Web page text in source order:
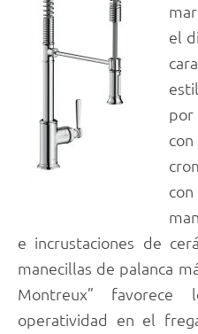
el
por
e incrustaciones de
manecillas de palanca
Montreux”
operatividad en el